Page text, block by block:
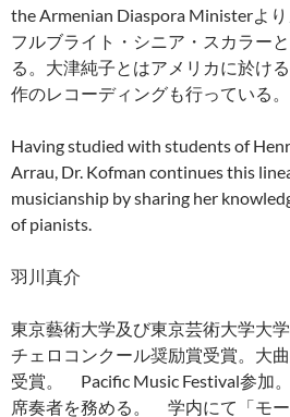
the Armenian Diaspora Ministerよ
フルブライト・シニア・スカラー
る。大津純子とはアメリカに於け
作のレコーディングも行っている。
Having studied with students of
Arrau, Dr. Kofman continues this
musicianship by sharing her
of pianists.
羽川真介
東京藝術大学及び東京芸術大学大
チェロコンクール奨励賞受賞。大
受賞。 Pacific Music Festival参加
席奏者を務める。 学内にて「モ